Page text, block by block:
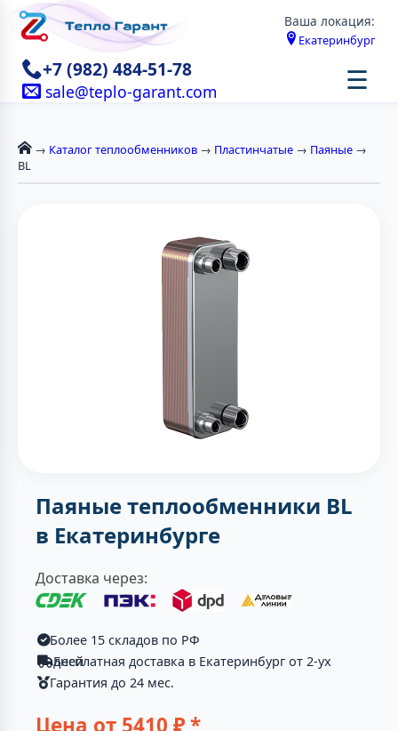
Ваша локация:
Екатеринбург
+7 (982) 484-51-78
sale@teplo-garant.com ☰
→ Каталог теплообменников → Пластинчатые → Паяные →
BL
Паяные теплообменники BL
в Екатеринбурге
Доставка через:
Более 15 складов по РФ
Бесплатная доставка в Екатеринбург от 2-ух дней
Гарантия до 24 мес.
Цена от 5410 ₽ *